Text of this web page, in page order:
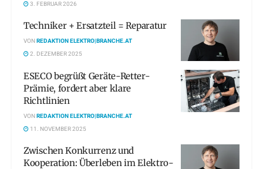
3. FEBRUAR 2026
Techniker + Ersatzteil = Reparatur
VONREDAKTION ELEKTRO|BRANCHE.AT
2. DEZEMBER 2025
ESECO begrüßt Geräte-Retter-
Prämie, fordert aber klare
Richtlinien
VONREDAKTION ELEKTRO|BRANCHE.AT
11. NOVEMBER 2025
Zwischen Konkurrenz und
Kooperation: Überleben im Elektro-